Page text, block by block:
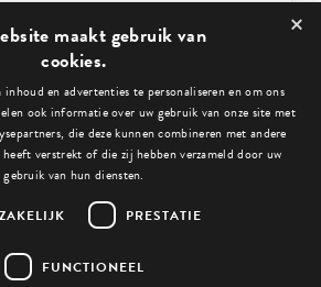
3 /4
blogs:
Niets gevonden.
×
maakt gebruik van
cookies.
en advertenties te personaliseren en om ons
ook informatie over uw gebruik van onze site met
die deze kunnen combineren met andere
verstrekt of die zij hebben verzameld door uw
gebruik van hun diensten.
PRESTATIE
FUNCTIONEEL